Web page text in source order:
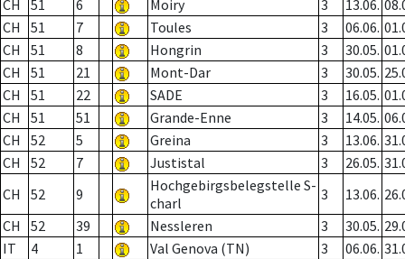
CH 51 6 Moiry 3 13.06.
CH
51 7 Toules 3 06.06.
CH
51 8 Hongrin 3 30.05.
CH
51 21 Mont-Dar 3 30.05.
CH
51 22 SADE 3 16.05.
CH
51 51 Grande-Enne 3 14.05.
CH
52 5 Greina 3 13.06.
CH
52 7 Justistal 3 26.05.
CH
52 9
Hochgebirgsbelegstelle S-
charl
3 13.06.
CH
52 39 Nessleren 3 30.05.
IT
4 1 Val Genova (TN) 3 06.06.